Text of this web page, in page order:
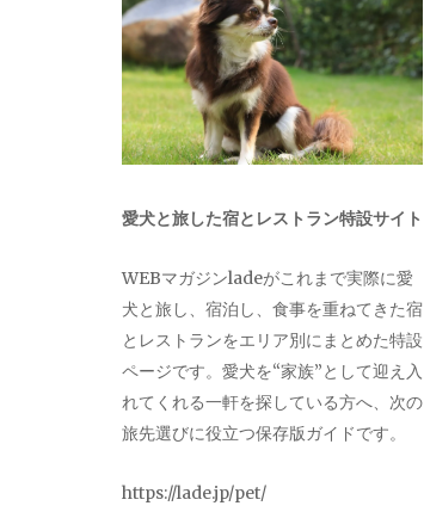
愛犬と旅した宿とレストラン特設サイト
WEBマガジンladeがこれまで実際に愛
犬と旅し、宿泊し、食事を重ねてきた宿
とレストランをエリア別にまとめた特設
ページです。愛犬を“家族”として迎え入
れてくれる一軒を探している方へ、次の
旅先選びに役立つ保存版ガイドです。
https://lade.jp/pet/